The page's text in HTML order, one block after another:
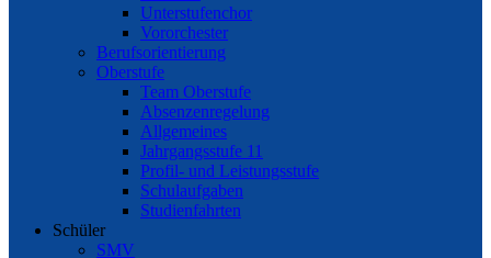
Unterstufenchor
Vororchester
Berufsorientierung
Oberstufe
Team Oberstufe
Absenzenregelung
Allgemeines
Jahrgangsstufe 11
Profil- und Leistungsstufe
Schulaufgaben
Studienfahrten
Schüler
SMV